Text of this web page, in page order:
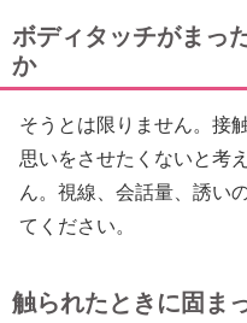
ボディタッチがまっ
か
そうとは限りません。接
思いをさせたくないと考
ん。視線、会話量、誘い
てください。
触られたときに固ま